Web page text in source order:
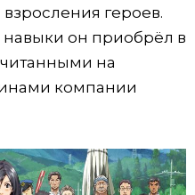
героев.
он приобрёл в
на
компании